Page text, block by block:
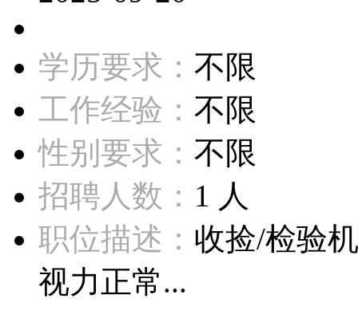
学历要求： 不限
工作经验： 不限
性别要求： 不限
招聘人数： 1 人
职位描述： 收捡/检验
视力正常...